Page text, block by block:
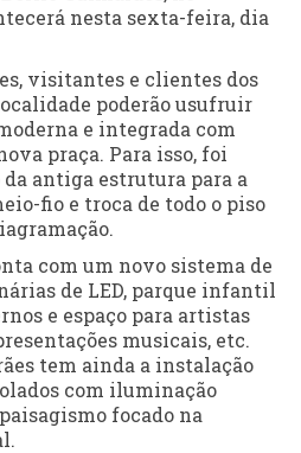
nesta sexta-feira, dia
visitantes e clientes dos
poderão usufruir
e integrada com
praça. Para isso, foi
antiga estrutura para a
fio e troca de todo o piso
com um novo sistema de
de LED, parque infantil
e espaço para artistas
musicais, etc.
tem ainda a instalação
com iluminação
focado na